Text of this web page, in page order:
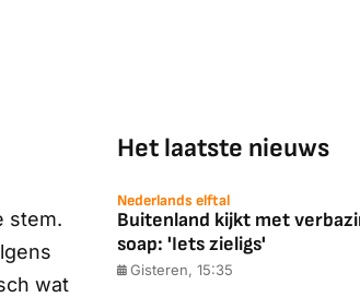
stem.
wat
Het laatste nieuws
Nederlands elftal
Buitenland kijkt met
soap: 'Iets zieligs'
Gisteren, 15:35